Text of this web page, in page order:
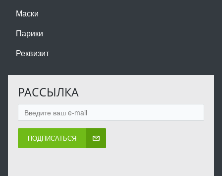
Маски
Парики
Реквизит
РАССЫЛКА
ПОДПИСАТЬСЯ